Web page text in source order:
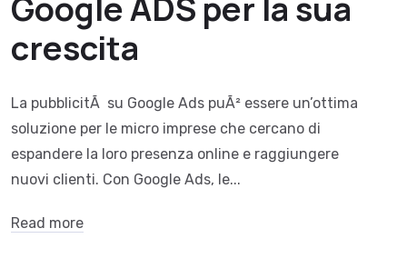
crescita
La pubblicitÃ su Google Ads puÃ² essere un’ottima
soluzione per le micro imprese che cercano di
espandere la loro presenza online e raggiungere
nuovi clienti. Con Google Ads, le...
Read more